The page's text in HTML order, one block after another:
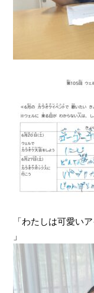
「わたしは可愛い
」